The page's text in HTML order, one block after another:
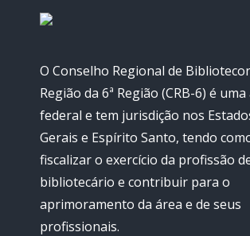
O Conselho Regional de
Região da 6ª Região (CRB-6) é
federal e tem jurisdição nos
Gerais e Espírito Santo, tendo
fiscalizar o exercício da profissão
bibliotecário e contribuir para o
aprimoramento da área e de seus
profissionais.